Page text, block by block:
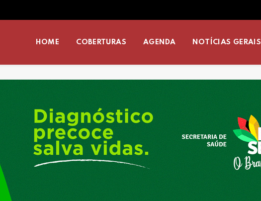
HOME COBERTURAS AGENDA NOTÍCIAS GERAIS